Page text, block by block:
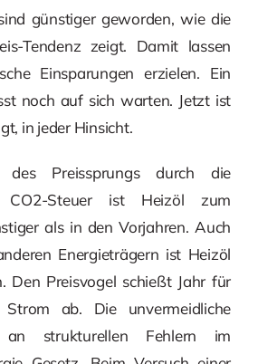
günstiger geworden, wie die
Tendenz zeigt. Damit lassen
Einsparungen erzielen. Ein
noch auf sich warten. Jetzt ist
in jeder Hinsicht.
des Preissprungs durch die
CO2-Steuer ist Heizöl zum
als in den Vorjahren. Auch
Energieträgern ist Heizöl
Den Preisvogel schießt Jahr für
Strom ab. Die unvermeidliche
strukturellen Fehlern im